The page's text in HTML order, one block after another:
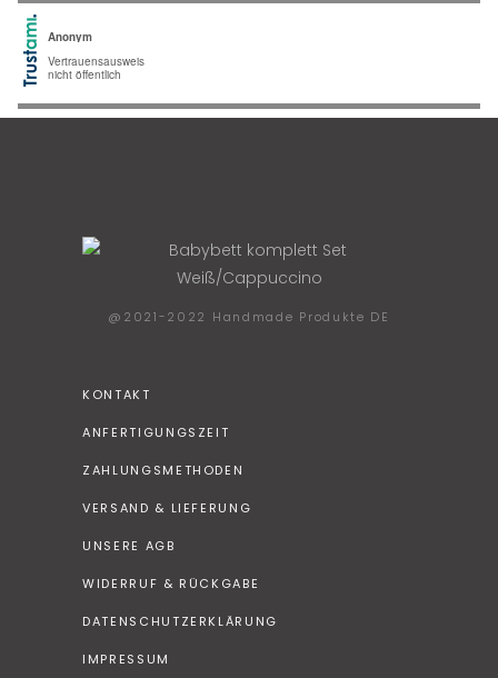
@2021-2022 Handmade Produkte DE
KONTAKT
ANFERTIGUNGSZEIT
ZAHLUNGSMETHODEN
VERSAND & LIEFERUNG
UNSERE AGB
WIDERRUF & RÜCKGABE
DATENSCHUTZERKLÄRUNG
IMPRESSUM